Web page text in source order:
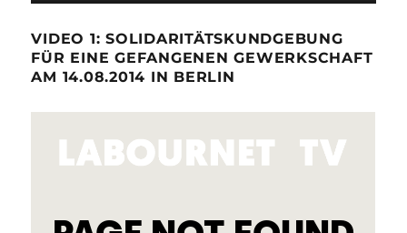
VIDEO 1: SOLIDARITÄTSKUNDGEBUNG
FÜR EINE GEFANGENEN GEWERKSCHAFT
AM 14.08.2014 IN BERLIN